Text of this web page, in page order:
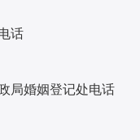
话
局婚姻登记处电话